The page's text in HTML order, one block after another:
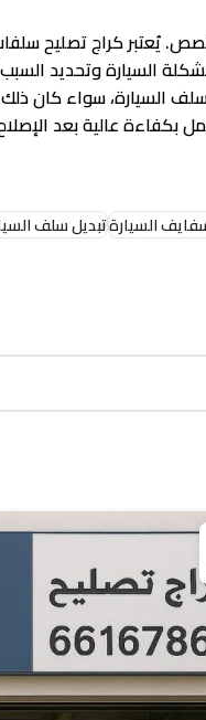
يُعتبر كراج تصليح
السيارة وتحديد
السيارة، سواء كان
عالية بعد
السيارةتبديل سلف